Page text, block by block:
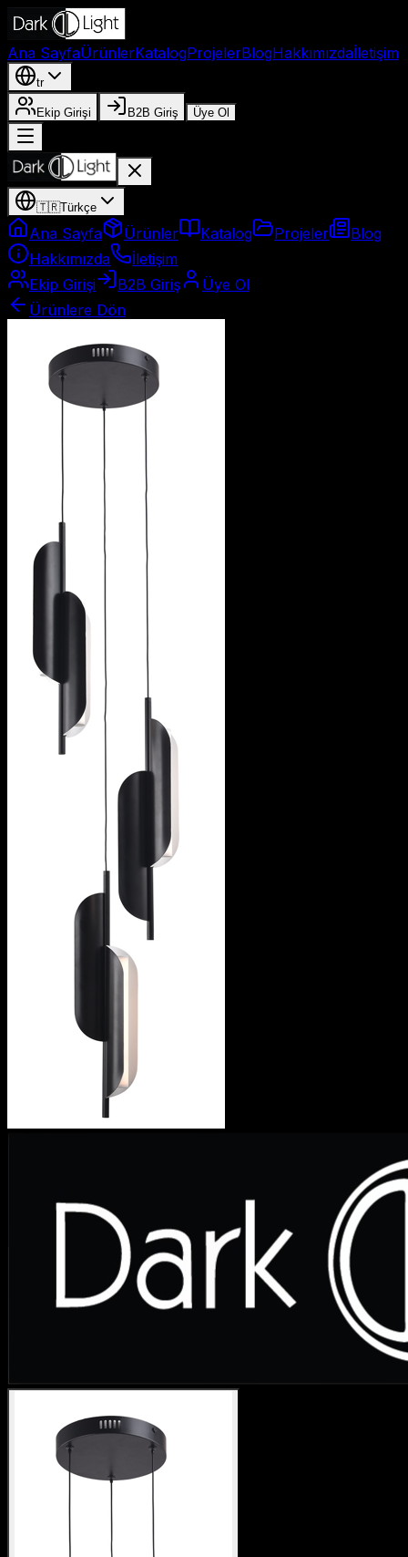
Ana SayfaÜrünlerKatalogProjelerBlogHakkımızdaİletişim
tr
Ekip Girişi B2B Giriş Üye Ol
🇹🇷Türkçe
Ana Sayfa Ürünler Katalog Projeler
Blog
Hakkımızda
İletişim
Ekip Girişi
B2B Giriş
Üye Ol
Ürünlere Dön